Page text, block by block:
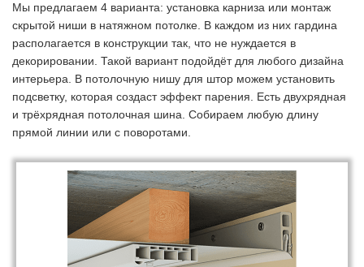
Мы предлагаем 4 варианта: установка карниза или монтаж
скрытой ниши в натяжном потолке. В каждом из них гардина
располагается в конструкции так, что не нуждается в
декорировании. Такой вариант подойдёт для любого дизайна
интерьера. В потолочную нишу для штор можем установить
подсветку, которая создаст эффект парения. Есть двухрядная
и трёхрядная потолочная шина. Собираем любую длину
прямой линии или с поворотами.